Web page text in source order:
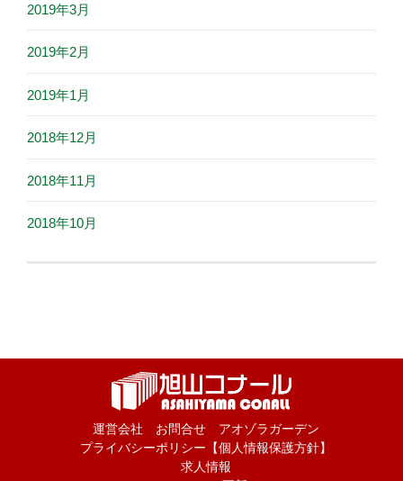
2019年3月
2019年2月
2019年1月
2018年12月
2018年11月
2018年10月
運営会社 お問合せ
アオゾラガーデン
プライバシーポリシー【個人情報保護方針】
求人情報